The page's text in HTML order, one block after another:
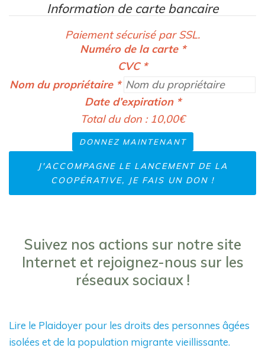
Information de carte bancaire
Paiement sécurisé par SSL.
Numéro de la carte *
CVC *
Nom du propriétaire *
Date d’expiration *
Total du don : 10,00€
J'ACCOMPAGNE LE LANCEMENT DE LA
COOPÉRATIVE, JE FAIS UN DON !
Suivez nos actions sur notre site
Internet et rejoignez-nous sur les
réseaux sociaux !
Lire le Plaidoyer pour les droits des personnes âgées
isolées et de la population migrante vieillissante.